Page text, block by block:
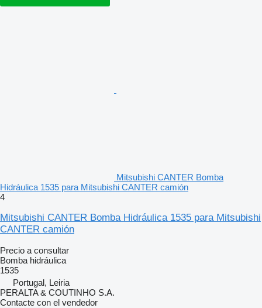
Mitsubishi CANTER Bomba
Hidráulica 1535 para Mitsubishi CANTER camión
4
Mitsubishi CANTER Bomba Hidráulica 1535 para Mitsubishi
CANTER camión
Precio a consultar
Bomba hidráulica
1535
Portugal, Leiria
PERALTA & COUTINHO S.A.
Contacte con el vendedor